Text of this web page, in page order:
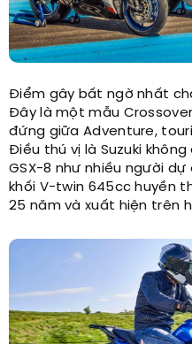
Điểm gây bất ngờ nhất
Đây là một mẫu
đứng giữa Adventure,
Điều thú vị là Suzuki
GSX-8 như nhiều người
khối V-twin 645cc huyền
25 năm và xuất hiện trên